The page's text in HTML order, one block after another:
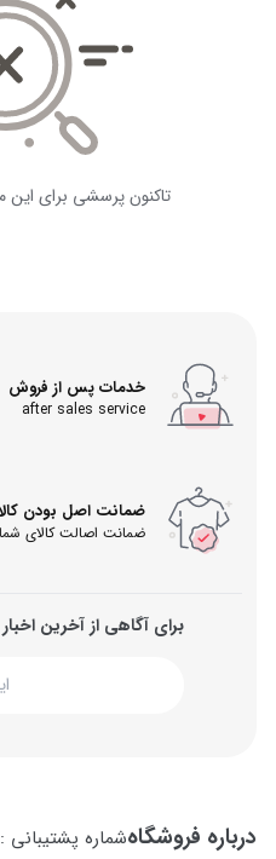
تاکنون پرسشی برای
خدمات پس از فروش
after sales service
ضمانت اصل بودن
ضمانت اصالت کالای شما
برای آگاهی از آخرین
درباره فروشگاهشماره پشتیبانی : 02144143342